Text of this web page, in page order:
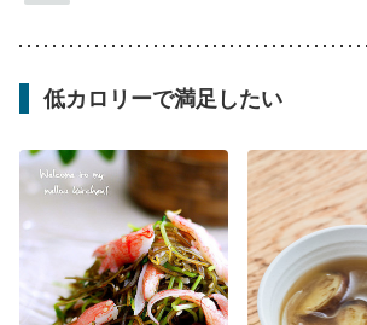
低カロリーで満足したい